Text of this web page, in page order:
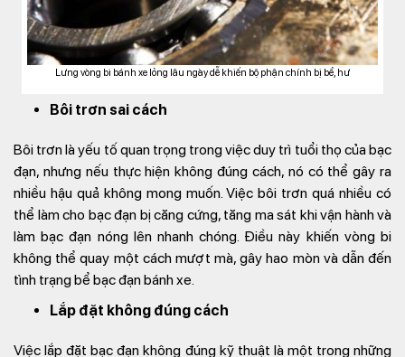
Lưng vòng bi bánh xe lỏng lâu ngày dễ khiến bộ phận chính bị bể, hư
Bôi trơn sai cách
Bôi trơn là yếu tố quan trọng trong việc duy trì tuổi thọ của bạc
đạn, nhưng nếu thực hiện không đúng cách, nó có thể gây ra
nhiều hậu quả không mong muốn. Việc bôi trơn quá nhiều có
thể làm cho bạc đạn bị căng cứng, tăng ma sát khi vận hành và
làm bạc đạn nóng lên nhanh chóng. Điều này khiến vòng bi
không thể quay một cách mượt mà, gây hao mòn và dẫn đến
tình trạng bể bạc đạn bánh xe.
Lắp đặt không đúng cách
Việc lắp đặt bạc đạn không đúng kỹ thuật là một trong những